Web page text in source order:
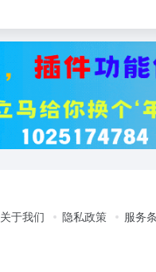
关于我们 隐私政策 服务